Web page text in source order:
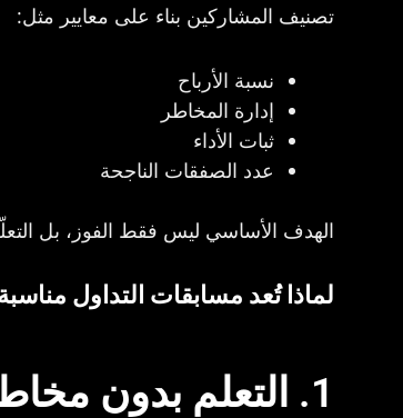
تصنيف المشاركين بناء على معايير مثل:
نسبة الأرباح
إدارة المخاطر
ثبات الأداء
عدد الصفقات الناجحة
الهدف الأساسي ليس فقط الفوز، بل
لماذا تُعد مسابقات التداول
1. التعلم بدون مخاطرة عالية